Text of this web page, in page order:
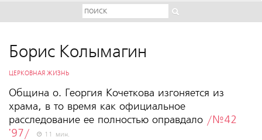
Борис Колымагин
ЦЕРКОВНАЯ ЖИЗНЬ
Община о. Георгия Кочеткова изгоняется из
храма, в то время как официальное
расследование ее полностью оправдало /№42
'97/
11 мин.